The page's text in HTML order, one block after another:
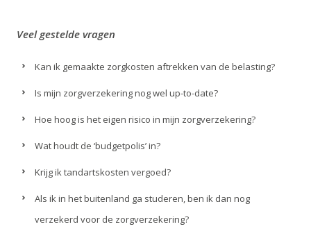
Veel gestelde vragen
Kan ik gemaakte zorgkosten aftrekken van de belasting?
Is mijn zorgverzekering nog wel up-to-date?
Hoe hoog is het eigen risico in mijn zorgverzekering?
Wat houdt de ‘budgetpolis’ in?
Krijg ik tandartskosten vergoed?
Als ik in het buitenland ga studeren, ben ik dan nog
verzekerd voor de zorgverzekering?